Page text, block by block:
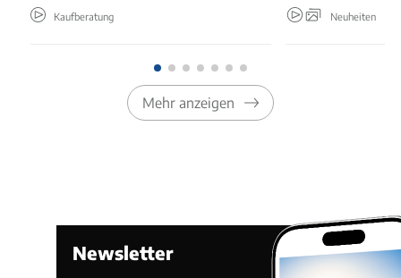
Kaufberatung Neuheiten
Mehr anzeigen
Newsletter